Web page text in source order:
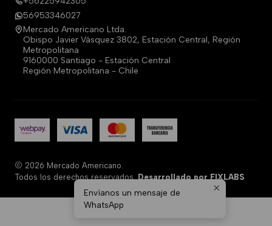
56953346027
Mercado Americano Ltda.
Obispo Javier Vásquez 3802, Estación Central, Región
Metropolitana
9160000 Santiago - Estación Central
Región Metropolitana - Chile
2026 Mercado Americano.
Todos los derechos reservados.Desarrollado por FIXLABS
Envíanos un mensaje de
WhatsApp